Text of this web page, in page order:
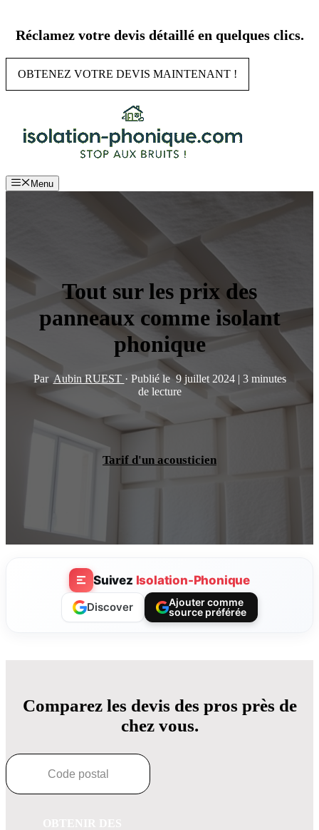
contenu
Réclamez votre devis détaillé en quelques clics.
OBTENEZ VOTRE DEVIS MAINTENANT !
Menu
Tout sur les prix des
panneaux comme isolant
phonique
Par Aubin RUEST · Publié le9 juillet 2024 | 3 minutes
de lecture
Tarif d'un acousticien
Suivez Isolation-Phonique
Discover
Ajouter comme
source préférée
Comparez les devis des pros près de
chez vous.